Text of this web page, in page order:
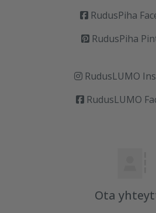
RudusPiha
RudusPiha
RudusLUMO
RudusLUMO
Ota